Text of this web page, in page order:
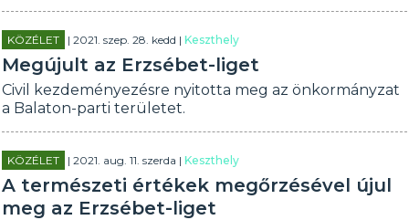
KÖZÉLET | 2021. szep. 28. kedd |Keszthely
Megújult az Erzsébet-liget
Civil kezdeményezésre nyitotta meg az önkormányzat
a Balaton-parti területet.
KÖZÉLET | 2021. aug. 11. szerda |Keszthely
A természeti értékek megőrzésével újul
meg az Erzsébet-liget